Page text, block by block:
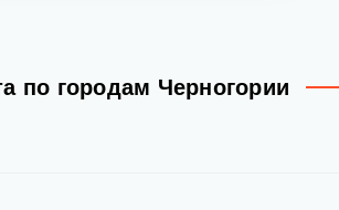
по городам Черногории